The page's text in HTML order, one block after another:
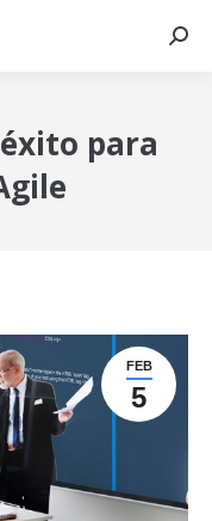
para
FEB
5